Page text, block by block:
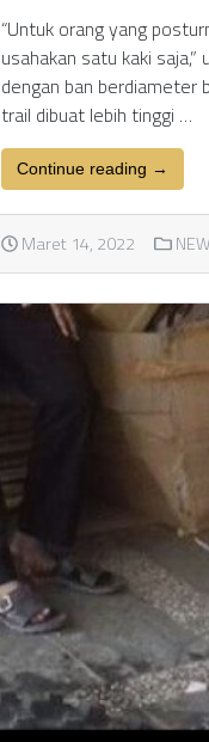
“Untuk orang yang
usahakan satu kaki
dengan ban berdiameter
trail dibuat lebih tinggi …
Continue reading →
Maret 14, 2022